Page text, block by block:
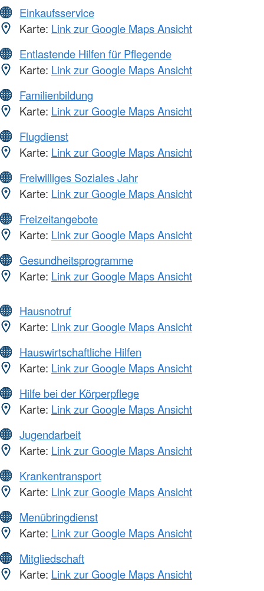
Einkaufsservice
Karte: Link zur Google Maps Ansicht
Entlastende Hilfen für Pflegende
Karte: Link zur Google Maps Ansicht
Familienbildung
Karte: Link zur Google Maps Ansicht
Flugdienst
Karte: Link zur Google Maps Ansicht
Freiwilliges Soziales Jahr
Karte: Link zur Google Maps Ansicht
Freizeitangebote
Karte: Link zur Google Maps Ansicht
Gesundheitsprogramme
Karte: Link zur Google Maps Ansicht
Hausnotruf
Karte: Link zur Google Maps Ansicht
Hauswirtschaftliche Hilfen
Karte: Link zur Google Maps Ansicht
Hilfe bei der Körperpflege
Karte: Link zur Google Maps Ansicht
Jugendarbeit
Karte: Link zur Google Maps Ansicht
Krankentransport
Karte: Link zur Google Maps Ansicht
Menübringdienst
Karte: Link zur Google Maps Ansicht
Mitgliedschaft
Karte: Link zur Google Maps Ansicht